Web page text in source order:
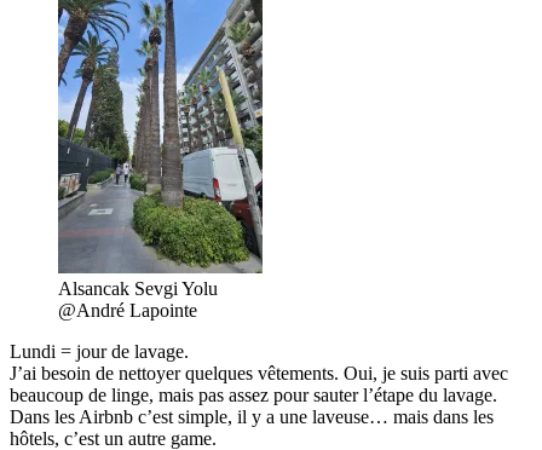
Alsancak Sevgi Yolu
@André Lapointe
Lundi = jour de lavage.
J’ai besoin de nettoyer quelques vêtements. Oui, je suis parti avec
beaucoup de linge, mais pas assez pour sauter l’étape du lavage.
Dans les Airbnb c’est simple, il y a une laveuse… mais dans les
hôtels, c’est un autre game.